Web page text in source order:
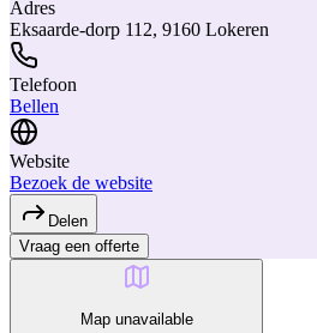
Adres
Eksaarde-dorp 112, 9160 Lokeren
Telefoon
Bellen
Website
Bezoek de website
Delen
Vraag een offerte
Map unavailable